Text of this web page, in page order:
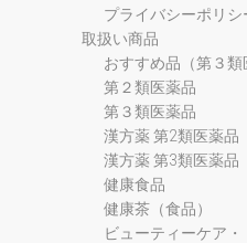
プライバシーポリシ
取扱い商品
おすすめ品（第３類
第２類医薬品
第３類医薬品
漢方薬 第2類医薬品
漢方薬 第3類医薬品
健康食品
健康茶（食品）
ビューティーケア